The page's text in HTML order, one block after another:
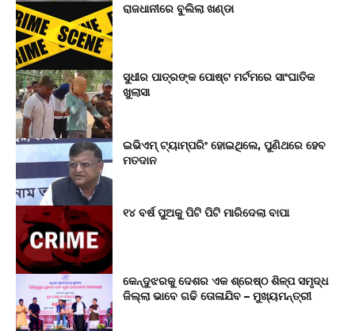
ରାଜଧାନୀରେ ବୁଲିଲା ଖଣ୍ଡା
ସୁଧୀର ପାତ୍ରଙ୍କ ପୋଷ୍ଟ ମର୍ଟମରେ ସାଂଘାତିକ
ଖୁଲାସା
ଇଭିଏମ୍ ଟ୍ୟାମ୍ପରିଂ ହୋଇଥିଲେ, ପୁଣିଥରେ ହେବ
ମତଦାନ
୧୪ ବର୍ଷ ପୁଅକୁ ପିଟି ପିଟି ମାରିଦେଲା ବାପା
କେନ୍ଦୁଝରକୁ ଦେଶର ଏକ ଶ୍ରେଷ୍ଠ ଶିଳ୍ପ ସମୃଦ୍ଧ
ଜିଲ୍ଲା ଭାବେ ଗଢି ତୋଳାଯିବ – ମୁଖ୍ୟମନ୍ତ୍ରୀ